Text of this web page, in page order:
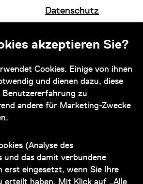
akzeptieren Sie?
Cookies. Einige von ihnen
und dienen dazu, diese
Benutzererfahrung zu
andere für Marketing-Zwecke
(Analyse des
und das damit verbundene
erst eingesetzt, wenn Sie Ihre
erteilt haben. Mit Klick auf „Alle
Datenschutz
des Museums
zur Verfügung:
47 85173